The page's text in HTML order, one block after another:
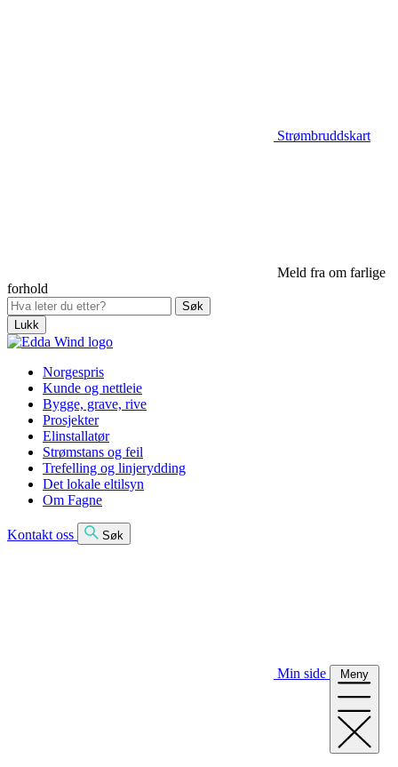
Strømbruddskart
Meld fra om farlige
forhold
Lukk
Norgespris
Kunde og nettleie
Bygge, grave, rive
Prosjekter
Elinstallatør
Strømstans og feil
Trefelling og linjerydding
Det lokale eltilsyn
Om Fagne
Kontakt oss Søk
Min side Meny